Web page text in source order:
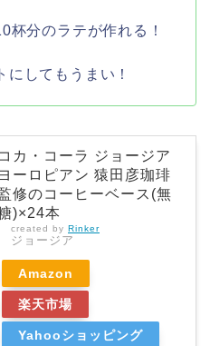
杯分のラテが作れる！
にしてもうまい！
コカ・コーラ ジョージア
ヨーロピアン 猿田彦珈琲
修のコーヒーベース(無
)×24本
created by Rinker
ジョージア
Amazon
楽天市場
Yahooショッピング